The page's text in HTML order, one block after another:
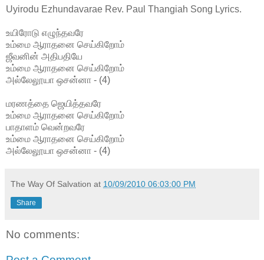
Uyirodu Ezhundavarae Rev. Paul Thangiah Song Lyrics.
உயிரோடு எழுந்தவரே
உம்மை ஆராதனை செய்கிறோம்
ஜீவனின் அதிபதியே
உம்மை ஆராதனை செய்கிறோம்
அல்லேலூயா ஒசன்னா - (4)
மரணத்தை ஜெயித்தவரே
உம்மை ஆராதனை செய்கிறோம்
பாதாளம் வென்றவரே
உம்மை ஆராதனை செய்கிறோம்
அல்லேலூயா ஒசன்னா - (4)
The Way Of Salvation at 10/09/2010 06:03:00 PM
Share
No comments: